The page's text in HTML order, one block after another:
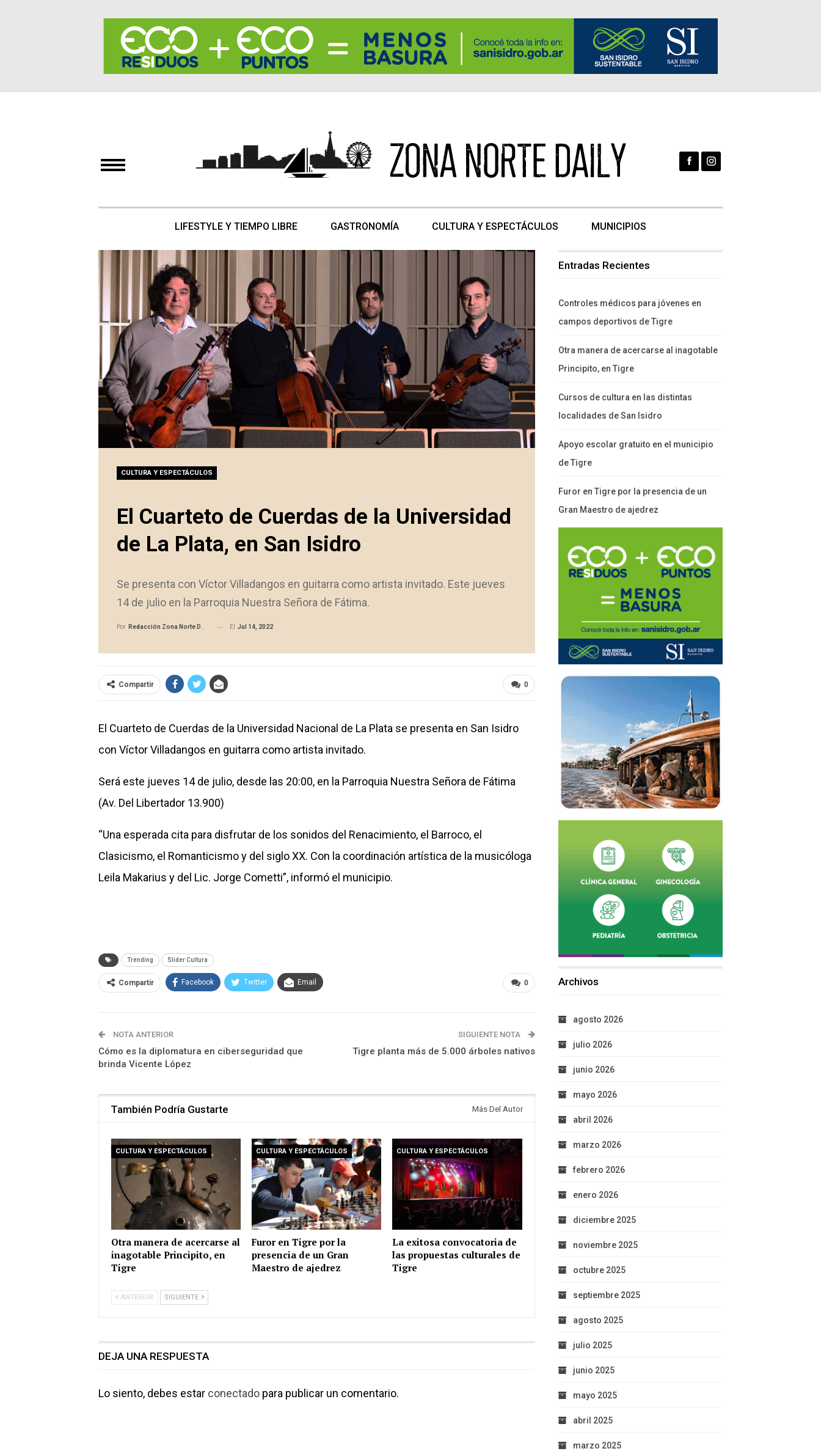
LIFESTYLE Y TIEMPO LIBRE GASTRONOMÍA CULTURA Y ESPECTÁCULOS MUNICIPIOS
CULTURA Y ESPECTÁCULOS
El Cuarteto de Cuerdas de la Universidad
de La Plata, en San Isidro
Se presenta con Víctor Villadangos en guitarra como artista invitado. Este jueves
14 de julio en la Parroquia Nuestra Señora de Fátima.
Por Redacción Zona Norte Daily El Jul 14, 2022
0
Compartir
El Cuarteto de Cuerdas de la Universidad Nacional de La Plata se presenta en San Isidro
con Víctor Villadangos en guitarra como artista invitado.
Será este jueves 14 de julio, desde las 20:00, en la Parroquia Nuestra Señora de Fátima
(Av. Del Libertador 13.900)
“Una esperada cita para disfrutar de los sonidos del Renacimiento, el Barroco, el
Clasicismo, el Romanticismo y del siglo XX. Con la coordinación artística de la musicóloga
Leila Makarius y del Lic. Jorge Cometti”, informó el municipio.
Trending Slider Cultura
0
Compartir Facebook Twitter Email
NOTA ANTERIOR
Cómo es la diplomatura en ciberseguridad que
brinda Vicente López
SIGUIENTE NOTA
Tigre planta más de 5.000 árboles nativos
También Podría Gustarte Más Del Autor
CULTURA Y ESPECTÁCULOS
Otra manera de acercarse al
inagotable Principito, en
Tigre
CULTURA Y ESPECTÁCULOS
Furor en Tigre por la
presencia de un Gran
Maestro de ajedrez
CULTURA Y ESPECTÁCULOS
La exitosa convocatoria de
las propuestas culturales de
Tigre
ANTERIOR SIGUIENTE
DEJA UNA RESPUESTA
Lo siento, debes estar conectado para publicar un comentario.
Entradas Recientes
Controles médicos para jóvenes en
campos deportivos de Tigre
Otra manera de acercarse al inagotable
Principito, en Tigre
Cursos de cultura en las distintas
localidades de San Isidro
Apoyo escolar gratuito en el municipio
de Tigre
Furor en Tigre por la presencia de un
Gran Maestro de ajedrez
Archivos
agosto 2026
julio 2026
junio 2026
mayo 2026
abril 2026
marzo 2026
febrero 2026
enero 2026
diciembre 2025
noviembre 2025
octubre 2025
septiembre 2025
agosto 2025
julio 2025
junio 2025
mayo 2025
abril 2025
marzo 2025